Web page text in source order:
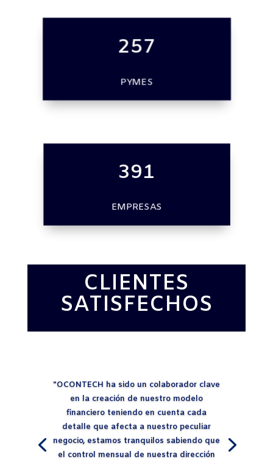
257
PYMES
391
EMPRESAS
CLIENTES
SATISFECHOS
"OCONTECH ha sido un colaborador clave
en la creación de nuestro modelo
financiero teniendo en cuenta cada
detalle que afecta a nuestro peculiar
negocio, estamos tranquilos sabiendo que
el control mensual de nuestra dirección